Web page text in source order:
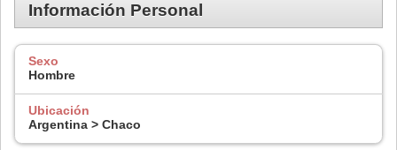
Información Personal
Sexo
Hombre
Ubicación
Argentina > Chaco